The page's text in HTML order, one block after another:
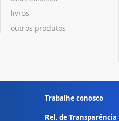
livros
outros produtos
Trabalhe conosco
Rel. de Transparência